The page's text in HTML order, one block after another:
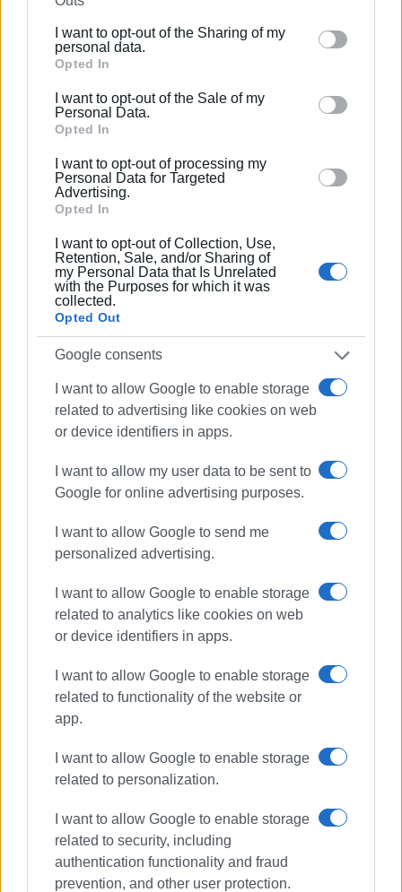
further disclose it to other third parties.
Please note that this website/app uses one or more
Google services and may gather and store information
behaviour. You may click to grant or deny consent to
Google and its third-party tags to use your data for
section.
I want to opt-out of the Sharing of my
personal data.
Opted In
I want to opt-out of the Sale of my
Personal Data.
Opted In
I want to opt-out of processing my
Personal Data for Targeted
Advertising.
Opted In
I want to opt-out of Collection, Use,
Retention, Sale, and/or Sharing of
my Personal Data that Is Unrelated
with the Purposes for which it was
collected.
Opted Out
Google consents
I want to allow Google to enable storage
related to advertising like cookies on web
or device identifiers in apps.
I want to allow my user data to be sent to
Google for online advertising purposes.
I want to allow Google to send me
personalized advertising.
I want to allow Google to enable storage
related to analytics like cookies on web
or device identifiers in apps.
I want to allow Google to enable storage
related to functionality of the website or
app.
I want to allow Google to enable storage
related to personalization.
I want to allow Google to enable storage
related to security, including
authentication functionality and fraud
prevention, and other user protection.
οργάνωση, παρακ9ολούθηση, συντονισμό και έλεγχο
της λειτουργίας του Τμήματος Συνεργείου
Καθημερινότητας, στα όρια της Δ.Ε. Κερκυραίων.
δ) Την άσκηση κάθε άλλης αρμοδιότητας που αφορά
στην παραπάνω ΔΕ και που μπορεί να του μεταβιβάσει
με νεότερη απόφασή της η Δήμαρχος.
Επιπλέον παραμένει υπεύθυνος για τις νησίδες Βίδο και
Λαζαρέτο του Δήμου μας και για την κατάρτιση του
Μητρώου Εθελοντών σε συνεργασία με τους αρμόδιους
Εξουσιοδοτείται για την υπογραφήαντί της Δημάρχου
εισηγήσεων, βεβαιώσεων και λοιπών εγγράφων που
απορρέουν από την άσκηση των αρμοδιοτήτων του.
Κατά τα λοιπά, ισχύει η αρίθμ. πρωτ.
Η παρούσα να δημοσιευτεί μια φορά σε μια
ημερήσια εφημερίδα του νομού ή σε μια εβδομαδιαία
της πρωτεύουσας του Νομού και να αναρτηθεί
ηλεκτρονικά στην ιστοσελίδα του Δήμου Κεντρικής
Κέρκυρας και Διαποντίων Νήσων) και στον πίνακα
ανακοινώσεων του δημοτικού καταστήματος
(Μαράσλειο Μέγαρο, Λεωφόρος Αλεξάνδρας 6
Κέρκυρας).
Η Δήμαρχος
Μερόπη Σπυριδούλα Υδραίου
Εμφανίσεις: 112
Ακολουθήστε το enimerosi στο Facebook
Συνδρομητές στο e-paper